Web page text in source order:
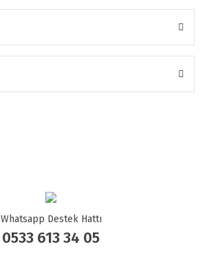
Whatsapp Destek Hattı
0533 613 34 05